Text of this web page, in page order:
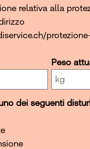
relativa alla
Peso
dei seguenti disturbi alla
dei seguenti